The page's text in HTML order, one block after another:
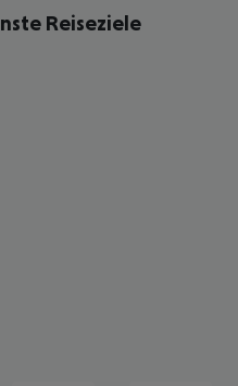
Reiseziele